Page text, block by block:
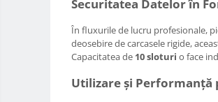
LCD protectie
Securitatea Datelor în
În fluxurile de lucru profesionale,
deosebire de carcasele rigide,
Capacitatea de 10 sloturi o face
Utilizare și Performanță